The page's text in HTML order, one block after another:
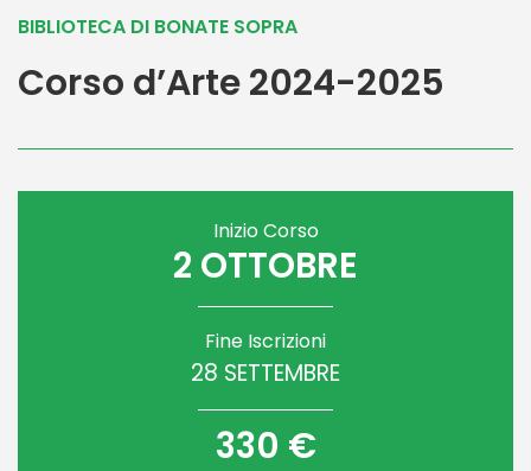
BIBLIOTECA DI BONATE SOPRA
Corso d’Arte 2024-2025
Inizio Corso
2 OTTOBRE
Fine Iscrizioni
28 SETTEMBRE
330 €